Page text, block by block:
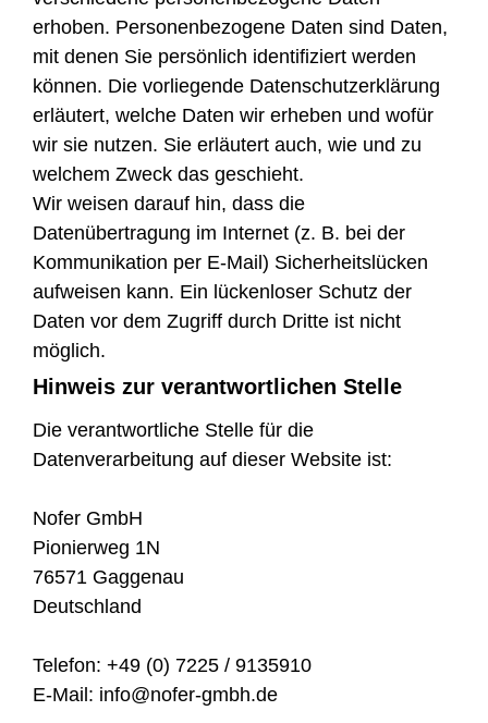
erhoben. Personenbezogene Daten sind Daten,
mit denen Sie persönlich identifiziert werden
können. Die vorliegende Datenschutzerklärung
erläutert, welche Daten wir erheben und wofür
wir sie nutzen. Sie erläutert auch, wie und zu
welchem Zweck das geschieht.
Wir weisen darauf hin, dass die
Datenübertragung im Internet (z. B. bei der
Kommunikation per E-Mail) Sicherheitslücken
aufweisen kann. Ein lückenloser Schutz der
Daten vor dem Zugriff durch Dritte ist nicht
möglich.
Hinweis zur verantwortlichen Stelle
Die verantwortliche Stelle für die
Datenverarbeitung auf dieser Website ist:
Nofer GmbH
Pionierweg 1N
76571 Gaggenau
Deutschland
Telefon: +49 (0) 7225 / 9135910
E-Mail: info@nofer-gmbh.de